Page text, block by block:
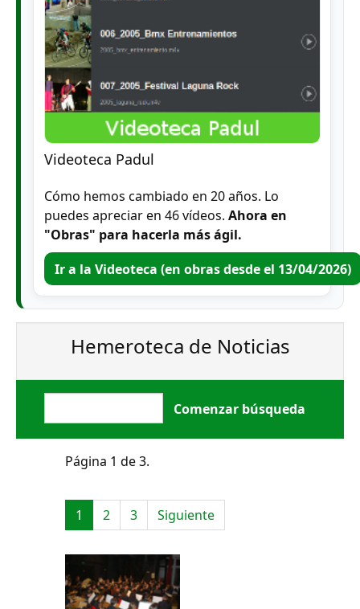
Videoteca Padul
Cómo hemos cambiado en 20 años. Lo
puedes apreciar en 46 vídeos. Ahora en
"Obras" para hacerla más ágil.
Ir a la Videoteca (en obras desde el 13/04/2026)
Hemeroteca de Noticias
Página 1 de 3.
1 2 3 Siguiente